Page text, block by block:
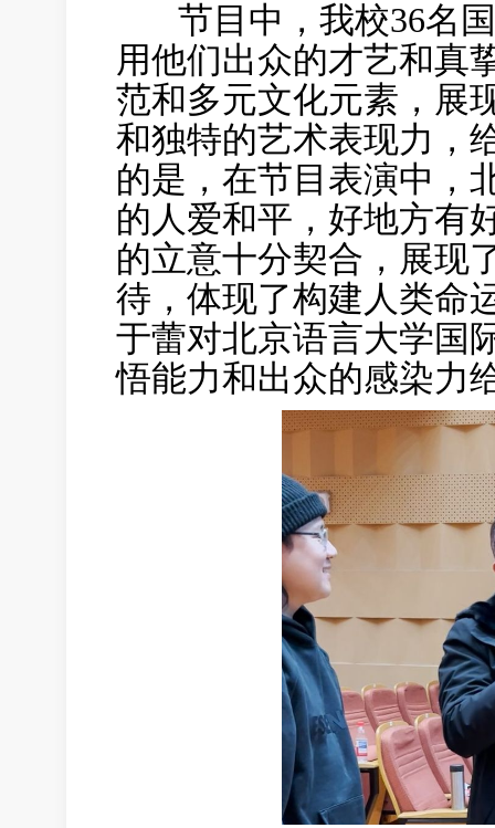
节目中，我校36名国
用他们出众的才艺和真
范和多元文化元素，展
和独特的艺术表现力，
的是，在节目表演中，
的人爱和平，好地方有
的立意十分契合，展现
待，体现了构建人类命
于蕾对北京语言大学国
悟能力和出众的感染力